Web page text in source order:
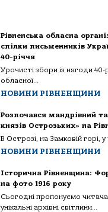
Рівненська обласна
спілки письменників
40-річчя
Урочисті збори із нагоди 40-
обласної...
НОВИНИ РІВНЕНЩИНИ
Розпочався мандрівний
князів Острозьких» на
В Острозі, на Замковій горі, у
НОВИНИ РІВНЕНЩИНИ
Історична Рівненщина:
на фото 1916 року
Сьогодні пропонуємо
унікальні архівні світлини...